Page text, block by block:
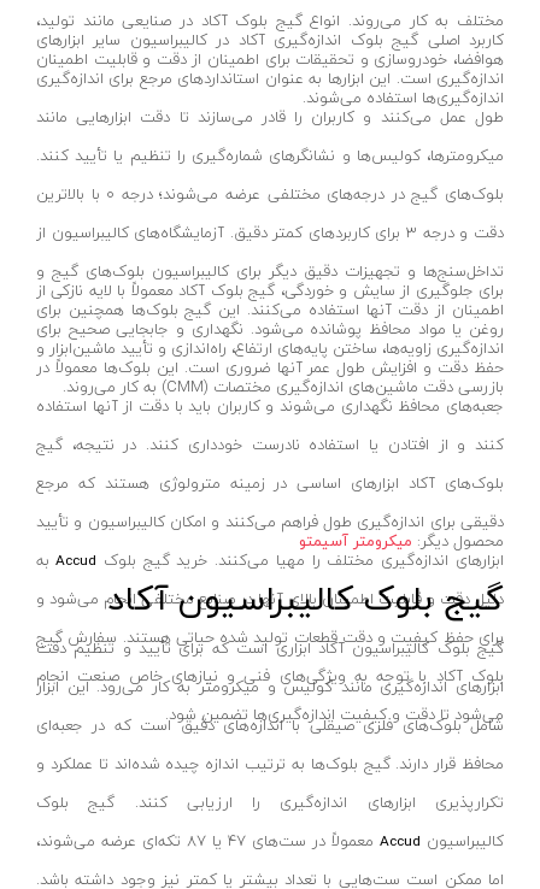
دماسنج و رطوبت سنج
سیرکومتر ( قطرسنج )
صفحه صافی
گیج بلوک
میکروسکوپ
ارتفاع سنج
زاویه سنج
فیلر
شعاع سنج
تب سنج
فورک
کلمپ
مولتی متر
میز صفحه صافی
پین گیج
ردیاب
آمپرمتر
ترمومتر
چاک لاین
لایت- LIGHT
رسانا اراک-RESANA ARAK
تیک - TIK
بیگ رد- BIG RED
بتا-BETA
رویان-Royan
الکترو جوش-Electro welding
ایزی پاور- EASY POWER
ام ان سی- MNC
آیسان- AYSAN
رها-RAHA
نوین لایت-novin light
هوفر-Hoffer
اطلس-ATLAS
آر اس کو- RSCO
اورانوس- URANUS
کرمان کابل رادین-kerman Kabul Radin
زینو- ZINO
دکو-DECO
کات تولز- KAT TOOLS
دی دبلیو تی- DWT
مختلف به کار می‌روند. انواع گیج بلوک آکاد در صنایعی مانند تولید،
هوافضا، خودروسازی و تحقیقات برای اطمینان از دقت و قابلیت اطمینان
اندازه‌گیری‌ها استفاده می‌شوند.
کاربرد اصلی گیج بلوک اندازه‌گیری آکاد در کالیبراسیون سایر ابزارهای
اندازه‌گیری است. این ابزارها به عنوان استانداردهای مرجع برای اندازه‌گیری
طول عمل می‌کنند و کاربران را قادر می‌سازند تا دقت ابزارهایی مانند
میکرومترها، کولیس‌ها و نشانگرهای شماره‌گیری را تنظیم یا تأیید کنند.
بلوک‌های گیج در درجه‌های مختلفی عرضه می‌شوند؛ درجه 0 با بالاترین
دقت و درجه 3 برای کاربردهای کمتر دقیق. آزمایشگاه‌های کالیبراسیون از
تداخل‌سنج‌ها و تجهیزات دقیق دیگر برای کالیبراسیون بلوک‌های گیج و
اطمینان از دقت آنها استفاده می‌کنند. این گیج بلوک‌ها همچنین برای
اندازه‌گیری زاویه‌ها، ساختن پایه‌های ارتفاع، راه‌اندازی و تأیید ماشین‌ابزار و
بازرسی دقت ماشین‌های اندازه‌گیری مختصات (CMM) به کار می‌روند.
برای جلوگیری از سایش و خوردگی، گیج بلوک آکاد معمولاً با لایه نازکی از
روغن یا مواد محافظ پوشانده می‌شود. نگهداری و جابجایی صحیح برای
حفظ دقت و افزایش طول عمر آنها ضروری است. این بلوک‌ها معمولاً در
جعبه‌های محافظ نگهداری می‌شوند و کاربران باید با دقت از آنها استفاده
کنند و از افتادن یا استفاده نادرست خودداری کنند. در نتیجه، گیج
بلوک‌های آکاد ابزارهای اساسی در زمینه مترولوژی هستند که مرجع
دقیقی برای اندازه‌گیری طول فراهم می‌کنند و امکان کالیبراسیون و تأیید
ابزارهای اندازه‌گیری مختلف را مهیا می‌کنند. خرید گیج بلوک Accud به
دلیل دقت و قابلیت اطمینان بالای آنها در صنایع مختلفی انجام می‌شود و
برای حفظ کیفیت و دقت قطعات تولید شده حیاتی هستند. سفارش گیج
بلوک آکاد با توجه به ویژگی‌های فنی و نیازهای خاص صنعت انجام
می‌شود تا دقت و کیفیت اندازه‌گیری‌ها تضمین شود.
محصول دیگر: میکرومتر آسیمتو
گیج بلوک کالیبراسیون آکاد
گیج بلوک کالیبراسیون آکاد ابزاری است که برای تأیید و تنظیم دقت
ابزارهای اندازه‌گیری مانند کولیس و میکرومتر به کار می‌رود. این ابزار
شامل بلوک‌های فلزی صیقلی با اندازه‌های دقیق است که در جعبه‌ای
محافظ قرار دارند. گیج بلوک‌ها به ترتیب اندازه چیده شده‌اند تا عملکرد و
تکرارپذیری ابزارهای اندازه‌گیری را ارزیابی کنند. گیج بلوک
کالیبراسیون Accud
معمولاً در ست‌های ۴۷ یا ۸۷ تکه‌ای عرضه می‌شوند،
اما ممکن است ست‌هایی با تعداد بیشتر یا کمتر نیز وجود داشته باشد.